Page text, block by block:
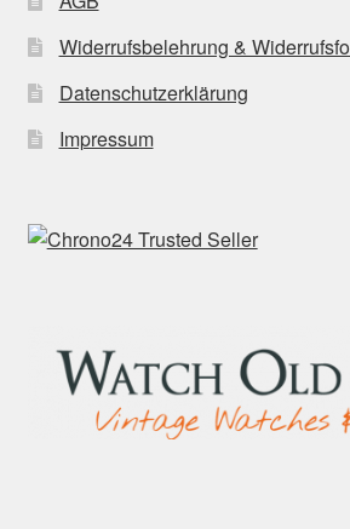
Widerrufsbelehrung &
Datenschutzerklärung
Impressum